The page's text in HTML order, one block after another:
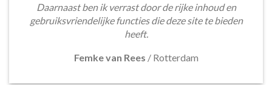
Daarnaast ben ik verrast door de rijke inhoud en
gebruiksvriendelijke functies die deze site te bieden
heeft.
Femke van Rees / Rotterdam